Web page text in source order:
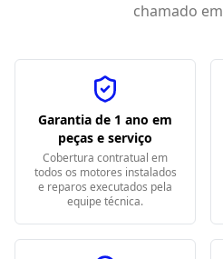
chamado em
Garantia de 1 ano em
peças e serviço
Cobertura contratual em
todos os motores instalados
e reparos executados pela
equipe técnica.